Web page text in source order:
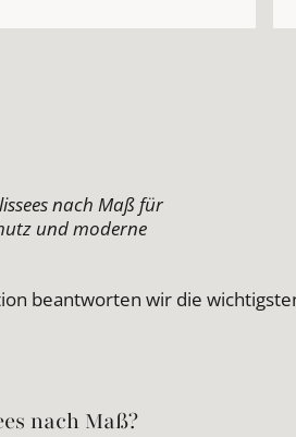
nach Maß für
und moderne
beantworten wir die
nach Maß?